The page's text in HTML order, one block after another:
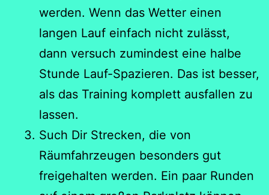
werden. Wenn das Wetter einen
langen Lauf einfach nicht zulässt,
dann versuch zumindest eine halbe
Stunde Lauf-Spazieren. Das ist besser,
als das Training komplett ausfallen zu
lassen.
Such Dir Strecken, die von
Räumfahrzeugen besonders gut
freigehalten werden. Ein paar Runden